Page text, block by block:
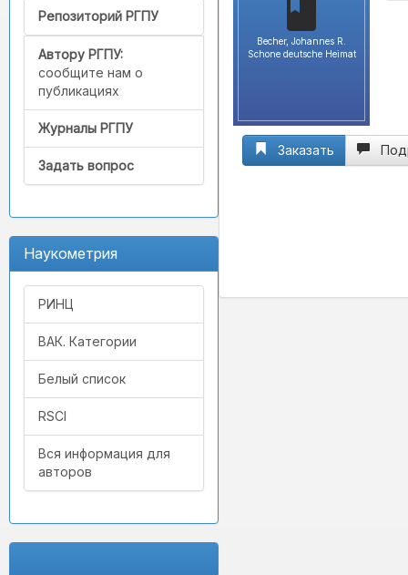
Репозиторий РГПУ
Автору РГПУ:
сообщите нам о
публикациях
Журналы РГПУ
Задать вопрос
Наукометрия
РИНЦ
ВАК. Категории
Белый список
RSCI
Вся информация для
авторов
Becher, Johannes R.
Schone deutsche Heimat
Заказать